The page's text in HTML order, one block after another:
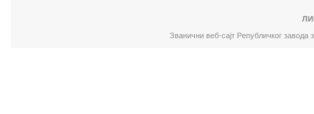
Званични веб-сајт Републичког